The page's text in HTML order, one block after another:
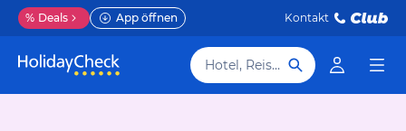
% Deals App öffnen Kontakt
Hotel, Reiseziel